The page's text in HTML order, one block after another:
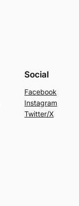
Social
Facebook
Instagram
Twitter/X